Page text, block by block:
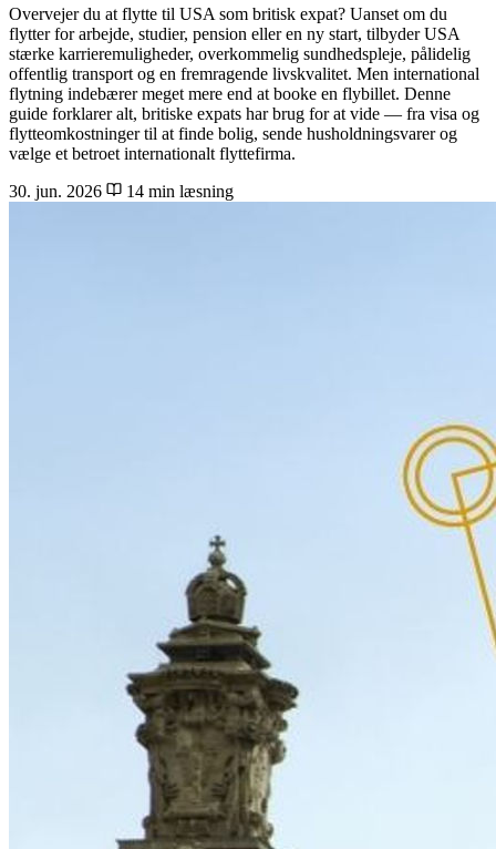
Overvejer du at flytte til USA som britisk expat? Uanset om du
flytter for arbejde, studier, pension eller en ny start, tilbyder USA
stærke karrieremuligheder, overkommelig sundhedspleje, pålidelig
offentlig transport og en fremragende livskvalitet. Men international
flytning indebærer meget mere end at booke en flybillet. Denne
guide forklarer alt, britiske expats har brug for at vide — fra visa og
flytteomkostninger til at finde bolig, sende husholdningsvarer og
vælge et betroet internationalt flyttefirma.
30. jun. 2026
14 min læsning